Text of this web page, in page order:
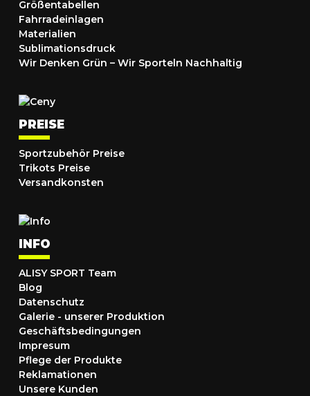
Größentabellen
Fahrradeinlagen
Materialien
Sublimationsdruck
Wir Denken Grün – Wir Sporteln Nachhaltig
PREISE
Sportzubehör Preise
Trikots Preise
Versandkonsten
INFO
ALISY SPORT Team
Blog
Datenschutz
Galerie - unserer Produktion
Geschäftsbedingungen
Impresum
Pflege der Produkte
Reklamationen
Unsere Kunden